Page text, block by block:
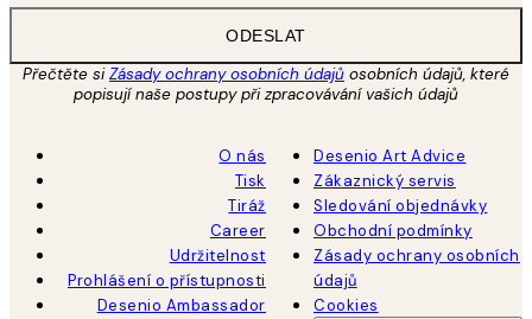
ODESLAT
Přečtěte siZásady ochrany osobních údajů osobních údajů, které
popisují naše postupy při zpracovávání vašich údajů
O nás
Tisk
Tiráž
Career
Udržitelnost
Prohlášení o přístupnosti
Desenio Ambassador
Desenio Art Advice
Zákaznický servis
Sledování objednávky
Obchodní podmínky
Zásady ochrany osobních
údajů
Cookies